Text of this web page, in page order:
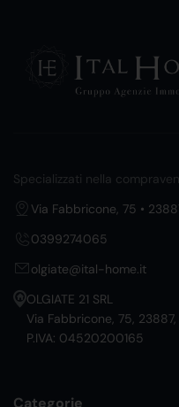
Specializzati nella
Via Fabbricone, 75 •
0399274065
olgiate@ital-home.it
OLGIATE 21 SRL
Via Fabbricone, 75,
P.IVA: 04520200165